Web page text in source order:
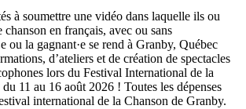
à soumettre une vidéo dans laquelle ils ou
chanson en français, avec ou sans
ou la gagnant·e se rend à Granby, Québec
d’ateliers et de création de spectacles
lors du Festival International de la
11 au 16 août 2026 ! Toutes les dépenses
international de la Chanson de Granby.